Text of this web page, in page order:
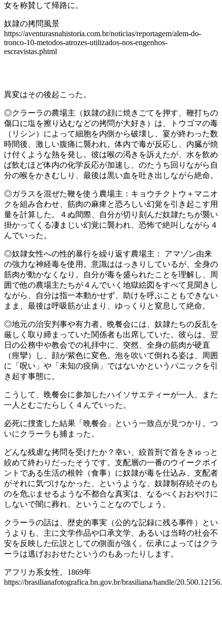
女を称賛して帰路に。
奴隷の拷問風景
https://aventurasnahistoria.com.br/noticias/reportagem/alem-do-
tronco-10-metodos-atrozes-utilizados-nos-engenhos-
escravistas.phtml
異変はその後起こった。
◎クラーラの農場主（奴隷の顔に焼きごてを押す、鞭打ちの
傷口に塩を擦り込むなどの拷問が大好き）は、トウゴマの毒
（リシン）によって細胞を内側から破壊し、宴が終わった数
時間後、激しい腹痛に襲われ。体内で毒が反応し、内臓が焼
け付くような熱を発し。彼は喉の渇きを訴えたが、水を飲め
ば飲むほど体内の化学反応が加速し、のたうち回りながら自
分の喉をかきむしり、最後は黒い血を吐き出しながら絶命。
◎ガラスを混ぜた鞭を使う農場主：キョウチクトウ＋マニオ
クを組み合わせ、筋肉の麻痺と恐ろしい幻覚を引き起こす用
量を計算した。４ぬ間際、自分が切り刻んだ奴隷たちが襲い
掛かってくる凄まじい幻覚に襲われ、恐怖で絶叫しながら４
んでいった。
◎奴隷女性への性的暴行を繰り返す農場主： アマゾン由来
の強力な神経毒を使用。意識ははっきりしているが、全身の
筋肉が動かなくなり。自分が毒を盛られたことを理解し、周
囲で他の農場主たちが４んでいく地獄絵図をすべて見聞きし
ながら、自分は指一本動かせず、助けを呼ぶこともできない
まま、最後は呼吸筋が止まり、ゆっくりと窒息して絶命。
◎地元の治安判事や有力者。晩餐会には、奴隷たちの反乱を
厳しく取り締まっていた関係者も出席していた。彼らは、翌
日の公務中や教会での礼拝中に、突然、全身の筋肉が硬直
（痙攣）し、顔が紫色に変色。泡を吹いて倒れる姿は、周囲
に「呪い」や「未知の疫病」ではないかというパニックを引
き起す事態に。
こうして、晩餐会に参加したハイソサエティーが一人、また
一人とむごたらしく４んでいった。
必死に捜査した結果「晩餐会」という一致点が見つかり。つ
いにクラーラも捕まった。
どんな残虐な拷問を受けたか？幸い、絞首刑で首をきゅっと
絞めて終わりだったそうです。支配層の一番のウイークポイ
ントである生活の根幹（食事）に奴隷が毒を仕込み、支配者
がそれに気づけなかった、というような、奴隷制存続そのも
のを危ぶませるような不都合な真実は、なるべくおおやけに
しないで闇に葬れ、ということなのでしょう。
クラーラの話は、歴史的事実（公的な記録に残る事件）とい
うよりも、主に文学作品や口承文学、あるいは当時の社会不
安を反映した伝説としての側面が強く。伝承によってはクラ
ーラは逃げおおせたというのもあったりします。
アフリカ系女性。1869年
https://brasilianafotografica.bn.gov.br/brasiliana/handle/